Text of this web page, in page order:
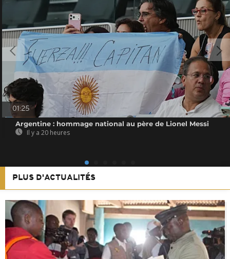
01:25
Argentine : hommage national au père de Lionel Messi
Il y a 20 heures
PLUS D'ACTUALITÉS